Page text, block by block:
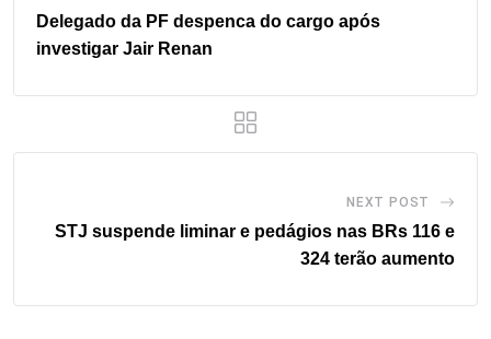
Delegado da PF despenca do cargo após
investigar Jair Renan
NEXT POST
STJ suspende liminar e pedágios nas BRs 116 e
324 terão aumento